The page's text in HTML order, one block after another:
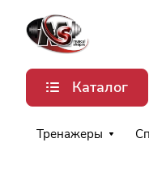
Каталог
Тренажеры